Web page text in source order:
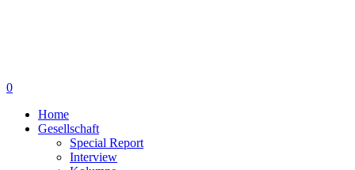
0
Home
Gesellschaft
Special Report
Interview